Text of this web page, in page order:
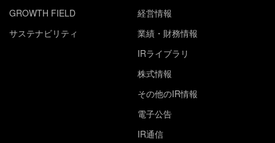
GROWTH FIELD
サステナビリティ
経営情報
業績・財務情報
IRライブラリ
株式情報
その他のIR情報
電子公告
IR通信